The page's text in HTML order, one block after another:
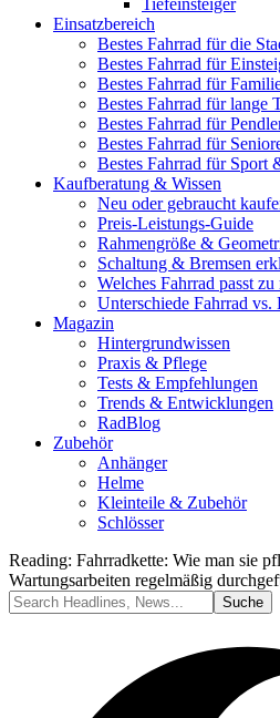
Tiefeinsteiger
Einsatzbereich
Bestes Fahrrad für die
Bestes Fahrrad für
Bestes Fahrrad für
Bestes Fahrrad für lange
Bestes Fahrrad für
Bestes Fahrrad für
Bestes Fahrrad für Sport
Kaufberatung & Wissen
Neu oder gebraucht
Preis-Leistungs-Guide
Rahmengröße &
Schaltung & Bremsen
Welches Fahrrad passt zu
Unterschiede Fahrrad vs.
Magazin
Hintergrundwissen
Praxis & Pflege
Tests & Empfehlungen
Trends & Entwicklungen
RadBlog
Zubehör
Anhänger
Helme
Kleinteile & Zubehör
Schlösser
Reading: Fahrradkette: Wie man sie
Wartungsarbeiten regelmäßig